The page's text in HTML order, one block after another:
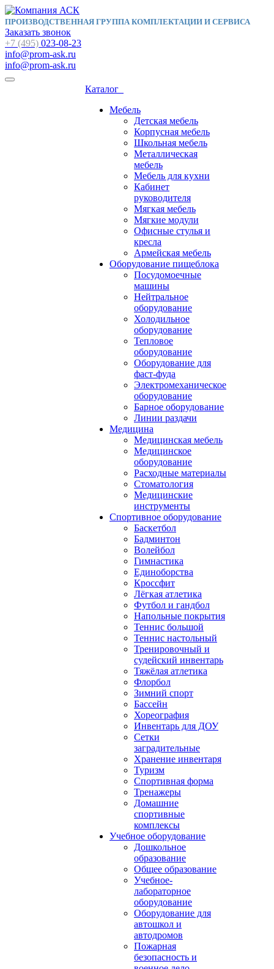
ПРОИЗВОДСТВЕННАЯ ГРУППА КОМПЛЕКТАЦИИ И СЕРВИСА
Заказать звонок
+7 (495) 023-08-23
info@prom-ask.ru
info@prom-ask.ru
Каталог
Мебель
Детская мебель
Корпусная мебель
Школьная мебель
Металлическая
мебель
Мебель для кухни
Кабинет
руководителя
Мягкая мебель
Мягкие модули
Офисные стулья и
кресла
Армейская мебель
Оборудование пищеблока
Посудомоечные
машины
Нейтральное
оборудование
Холодильное
оборудование
Тепловое
оборудование
Оборудование для
фаст-фуда
Электромеханическое
оборудование
Барное оборудование
Линии раздачи
Медицина
Медицинская мебель
Медицинское
оборудование
Расходные материалы
Стоматология
Медицинские
инструменты
Спортивное оборудование
Баскетбол
Бадминтон
Волейбол
Гимнастика
Единоборства
Кроссфит
Лёгкая атлетика
Футбол и гандбол
Напольные покрытия
Теннис большой
Теннис настольный
Тренировочный и
судейский инвентарь
Тяжёлая атлетика
Флорбол
Зимний спорт
Бассейн
Хореография
Инвентарь для ДОУ
Сетки
заградительные
Хранение инвентаря
Туризм
Спортивная форма
Тренажеры
Домашние
спортивные
комплексы
Учебное оборудование
Дошкольное
образование
Общее образование
Учебное-
лабораторное
оборудование
Оборудование для
автошкол и
автодромов
Пожарная
безопасность и